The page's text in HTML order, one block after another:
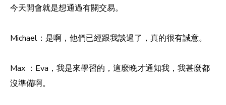
今天開會就是想通過有關交易。
Michael：是啊，他們已經跟我談過了，真的很有誠意。
Max ：Eva，我是來學習的，這麼晚才通知我，我甚麼都
沒準備啊。